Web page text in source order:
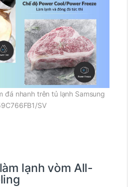
đá nhanh trên tủ lạnh Samsung
SV
lạnh vòm All-